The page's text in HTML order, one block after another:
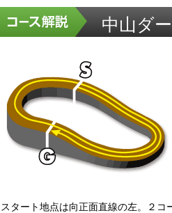
中山ダ
スタート地点は向正面直線の左。２